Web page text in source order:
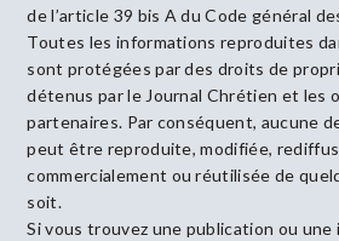
de l’article 39 bis A du Code général
Toutes les informations reproduites
sont protégées par des droits de
détenus par le Journal Chrétien et les
partenaires. Par conséquent, aucune
peut être reproduite, modifiée,
commercialement ou réutilisée de
soit.
Si vous trouvez une publication ou une